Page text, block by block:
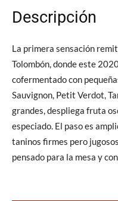
Descripción
La primera sensación
Tolombón, donde este
cofermentado con
Sauvignon, Petit Verdot,
grandes, despliega fruta
especiado. El paso es
taninos firmes pero
pensado para la mesa y